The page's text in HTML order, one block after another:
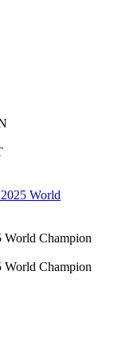
World
World Champion
World Champion